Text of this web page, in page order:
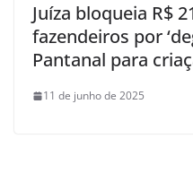
Juíza bloqueia R$
fazendeiros por
Pantanal para
11 de junho de 2025